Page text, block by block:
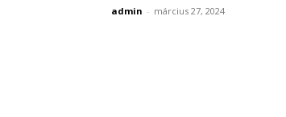
admin - március 27, 2024